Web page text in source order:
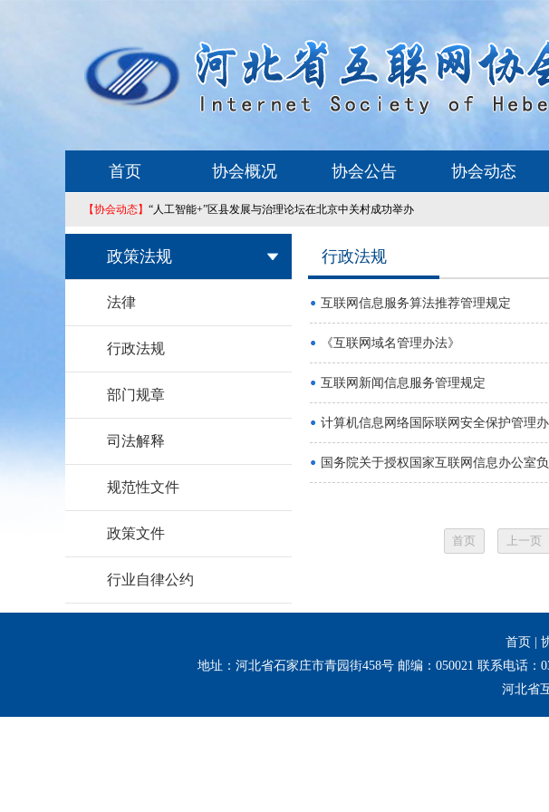
首页 协会概况 协会公告 协会动态
【协会动态】 “人工智能+”区县发展与治理论坛在北京中关村成功举办
政策法规
法律
行政法规
部门规章
司法解释
规范性文件
政策文件
行业自律公约
行政法规
互联网信息服务算法推荐管理规定
《互联网域名管理办法》
互联网新闻信息服务管理规定
计算机信息网络国际联网安全保护管理
国务院关于授权国家互联网信息办公室
首页
地址：河北省石家庄市青园街458号 邮编：050021 联系电话：
河北省